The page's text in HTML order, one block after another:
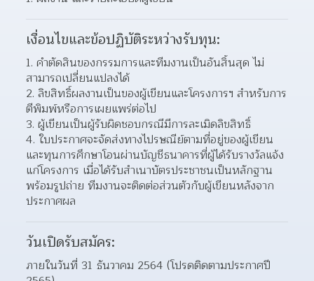
เงื่อนไขและข้อปฏิบัติระหว่างรับทุน:
คำตัดสินของกรรมการและทีมงานเป็นอันสิ้นสุด ไม่
สามารถเปลี่ยนแปลงได้
ลิขสิทธิ์ผลงานเป็นของผู้เขียนและโครงการฯ สำหรับการ
ตีพิมพ์หรือการเผยแพร่ต่อไป
ผู้เขียนเป็นผู้รับผิดชอบกรณีมีการละเมิดลิขสิทธิ์
ใบประกาศจะจัดส่งทางไปรษณีย์ตามที่อยู่ของผู้เขียน
และทุนการศึกษาโอนผ่านบัญชีธนาคารที่ผู้ได้รับรางวัลแจ้ง
แก่โครงการ เมื่อได้รับสำเนาบัตรประชาชนเป็นหลักฐาน
พร้อมรูปถ่าย ทีมงานจะติดต่อส่วนตัวกับผู้เขียนหลังจาก
ประกาศผล
วันเปิดรับสมัคร:
ภายในวันที่ 31 ธันวาคม 2564 (โปรดติดตามประกาศปี